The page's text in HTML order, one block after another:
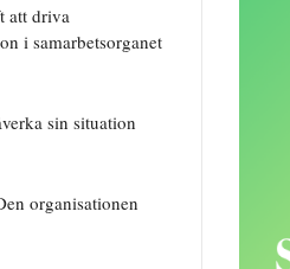
att driva
i samarbetsorganet
sin situation
organisationen